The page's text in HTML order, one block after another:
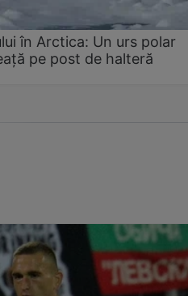
în Arctica: Un urs polar
pe post de halteră